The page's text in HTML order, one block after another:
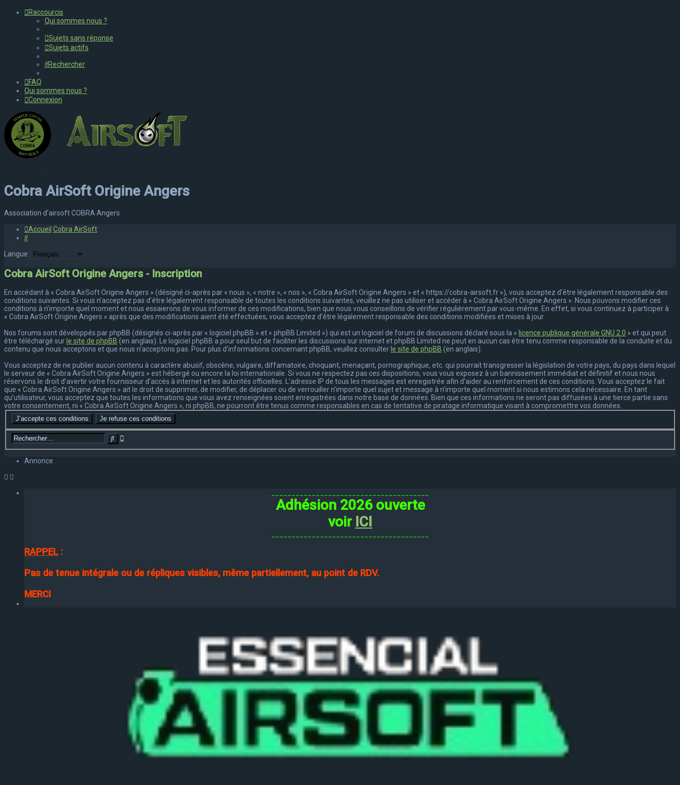
Raccourcis
Qui sommes nous ?
Sujets sans réponse
Sujets actifs
Rechercher
FAQ
Qui sommes nous ?
Connexion
Cobra AirSoft Origine Angers
Association d'airsoft COBRA Angers
Accueil Cobra AirSoft
Rechercher
Langue :
Cobra AirSoft Origine Angers - Inscription
En accédant à « Cobra AirSoft Origine Angers » (désigné ci-après par « nous », « notre », « nos », « Cobra AirSoft Origine Angers » et « https://cobra-airsoft.fr »), vous acceptez d’être légalement responsable des
conditions suivantes. Si vous n’acceptez pas d’être légalement responsable de toutes les conditions suivantes, veuillez ne pas utiliser et accéder à « Cobra AirSoft Origine Angers ». Nous pouvons modifier ces
conditions à n’importe quel moment et nous essaierons de vous informer de ces modifications, bien que nous vous conseillons de vérifier régulièrement par vous-même. En effet, si vous continuez à participer à
« Cobra AirSoft Origine Angers » après que des modifications aient été effectuées, vous acceptez d’être légalement responsable des conditions modifiées et mises à jour.
Nos forums sont développés par phpBB (désignés ci-après par « logiciel phpBB » et « phpBB Limited ») qui est un logiciel de forum de discussions déclaré sous la « licence publique générale GNU 2.0 » et qui peut
être téléchargé sur le site de phpBB (en anglais). Le logiciel phpBB a pour seul but de faciliter les discussions sur internet et phpBB Limited ne peut en aucun cas être tenu comme responsable de la conduite et du
contenu que nous acceptons et que nous n’acceptons pas. Pour plus d’informations concernant phpBB, veuillez consulter le site de phpBB (en anglais).
Vous acceptez de ne publier aucun contenu à caractère abusif, obscène, vulgaire, diffamatoire, choquant, menaçant, pornographique, etc. qui pourrait transgresser la législation de votre pays, du pays dans lequel
le serveur de « Cobra AirSoft Origine Angers » est hébergé ou encore la loi internationale. Si vous ne respectez pas ces dispositions, vous vous exposez à un bannissement immédiat et définitif et nous nous
réservons le droit d’avertir votre fournisseur d’accès à internet et les autorités officielles. L’adresse IP de tous les messages est enregistrée afin d’aider au renforcement de ces conditions. Vous acceptez le fait
que « Cobra AirSoft Origine Angers » ait le droit de supprimer, de modifier, de déplacer ou de verrouiller n’importe quel sujet et message à n’importe quel moment si nous estimons cela nécessaire. En tant
qu’utilisateur, vous acceptez que toutes les informations que vous avez renseignées soient enregistrées dans notre base de données. Bien que ces informations ne seront pas diffusées à une tierce partie sans
votre consentement, ni « Cobra AirSoft Origine Angers », ni phpBB, ne pourront être tenus comme responsables en cas de tentative de piratage informatique visant à compromettre vos données.
Rechercher
Recherche
Annonce
Adhésion 2026 ouverte
voir ICI
RAPPEL :
Pas de tenue intégrale ou de répliques visibles, même partiellement, au point de RDV.
MERCI